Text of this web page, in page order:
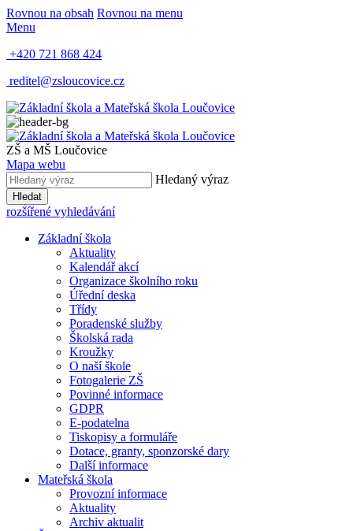
Rovnou na obsah Rovnou na menu
Menu
+420 721 868 424
reditel@zsloucovice.cz
ZŠ a MŠ Loučovice
Mapa webu
Hledaný výraz
Hledat
rozšířené vyhledávání
Základní škola
Aktuality
Kalendář akcí
Organizace školního roku
Úřední deska
Třídy
Poradenské služby
Školská rada
Kroužky
O naší škole
Fotogalerie ZŠ
Povinné informace
GDPR
E-podatelna
Tiskopisy a formuláře
Dotace, granty, sponzorské dary
Další informace
Mateřská škola
Provozní informace
Aktuality
Archiv aktualit